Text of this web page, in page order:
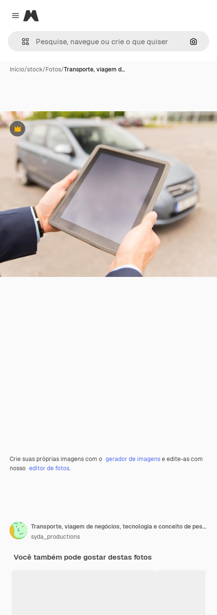
Close menu
Magnific
Início/stock/Fotos/Transporte, viagem d…
Premium
Crie suas próprias imagens com o gerador de imagense edite-as com
nosso editor de fotos.
Transporte, viagem de negócios, tecnologia e conceito de pessoas - close-up de jovem com computador tablet pc no estacionamento
syda_productions
Você também pode gostar destas fotos